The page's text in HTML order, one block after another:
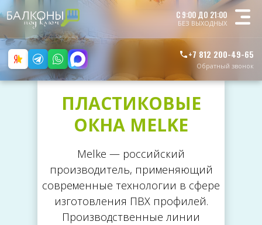
С 9:00 ДО 21:00
БЕЗ ВЫХОДНЫХ
+7 812 200-49-65
Обратный звонок
Бесплатная
консультация
ПЛАСТИКОВЫЕ
ОКНА MELKE
Melke — российский
производитель, применяющий
современные технологии в сфере
изготовления ПВХ профилей.
Производственные линии